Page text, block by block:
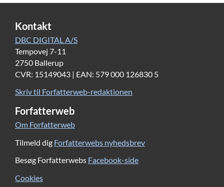
Kontakt
DBC DIGITAL A/S
Tempovej 7-11
2750 Ballerup
CVR: 15149043 | EAN: 579 000 126830 5
Skriv til Forfatterweb-redaktionen
Forfatterweb
Om Forfatterweb
Tilmeld dig Forfatterwebs nyhedsbrev
Besøg Forfatterwebs Facebook-side
Cookies